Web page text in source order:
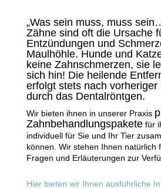
„Was sein muss, muss
Zähne sind oft die Ursache
Entzündungen und
Maulhöhle. Hunde und
keine Zahnschmerzen, sie
sich hin! Die heilende
erfolgt stets nach vorheriger
durch das Dentalröntgen.
Wir bieten ihnen in unserer Praxis
Zahnbehandlungspaketefür
individuell für Sie und Ihr Tier
können. Wir stehen Ihnen natürlich
Fragen und Erläuterungen zur
Hier bieten wir Ihnen ausführliche